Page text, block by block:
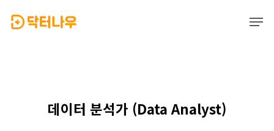
데이터 분석가 (Data Analyst)